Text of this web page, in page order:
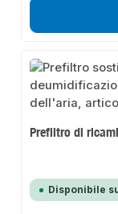
Prefiltro di
Disponibile